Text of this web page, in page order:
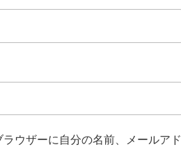
ウザーに自分の名前、メールアド